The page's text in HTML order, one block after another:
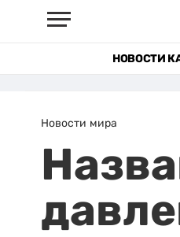
НОВОСТИ
Новости мира